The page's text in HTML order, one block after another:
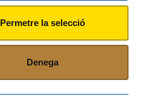
Permetre la selecció
Denega